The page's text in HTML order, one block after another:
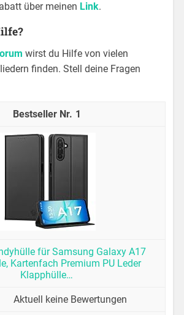
über meinen Link.
wirst du Hilfe von vielen
finden. Stell deine Fragen
1
für Samsung Galaxy A17
Kartenfach Premium PU Leder
Klapphülle…
Aktuell keine Bewertungen